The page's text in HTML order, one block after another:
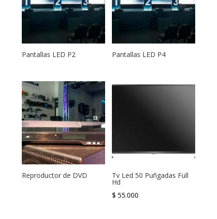
Pantallas LED P2 Pantallas LED P4
Reproductor de DVD Tv Led 50 Puñgadas Full
Hd
$ 55.000